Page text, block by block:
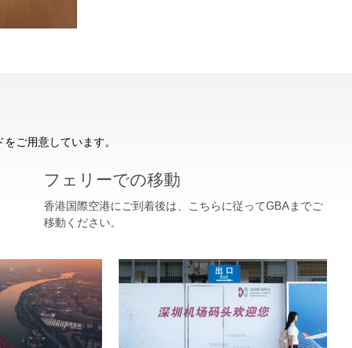
をご用意しています。
フェリーでの移動
香港国際空港にご到着後は、こちらに従ってGBAまでご
移動ください。